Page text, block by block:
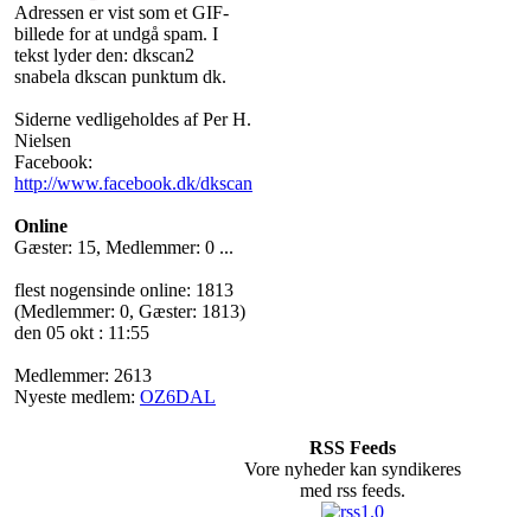
Adressen er vist som et GIF-
billede for at undgå spam. I
tekst lyder den: dkscan2
snabela dkscan punktum dk.
Siderne vedligeholdes af Per H.
Nielsen
Facebook:
http://www.facebook.dk/dkscan
Online
Gæster: 15, Medlemmer: 0 ...
flest nogensinde online: 1813
(Medlemmer: 0, Gæster: 1813)
den 05 okt : 11:55
Medlemmer: 2613
Nyeste medlem: OZ6DAL
RSS Feeds
Vore nyheder kan syndikeres
med rss feeds.